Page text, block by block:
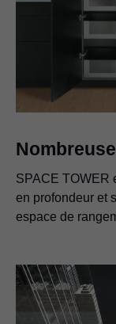
SPACE TOWER
en profondeur et
espace de